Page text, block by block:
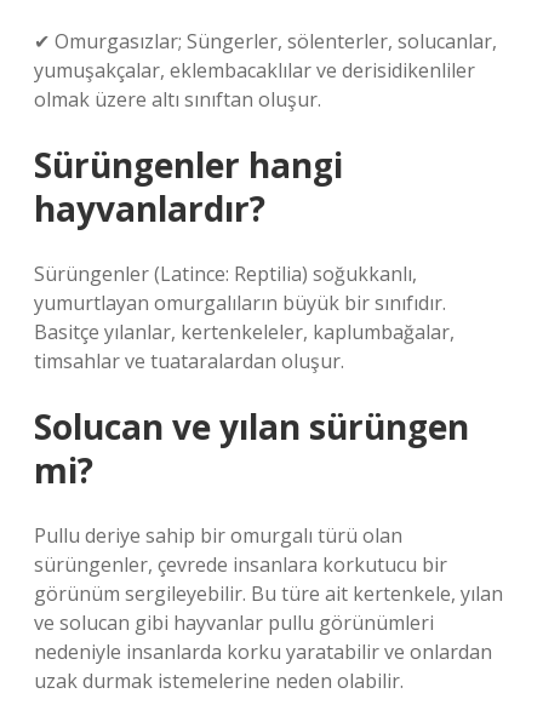
✔ Omurgasızlar; Süngerler, sölenterler, solucanlar,
yumuşakçalar, eklembacaklılar ve derisidikenliler
olmak üzere altı sınıftan oluşur.
Sürüngenler hangi
hayvanlardır?
Sürüngenler (Latince: Reptilia) soğukkanlı,
yumurtlayan omurgalıların büyük bir sınıfıdır.
Basitçe yılanlar, kertenkeleler, kaplumbağalar,
timsahlar ve tuataralardan oluşur.
Solucan ve yılan sürüngen
mi?
Pullu deriye sahip bir omurgalı türü olan
sürüngenler, çevrede insanlara korkutucu bir
görünüm sergileyebilir. Bu türe ait kertenkele, yılan
ve solucan gibi hayvanlar pullu görünümleri
nedeniyle insanlarda korku yaratabilir ve onlardan
uzak durmak istemelerine neden olabilir.